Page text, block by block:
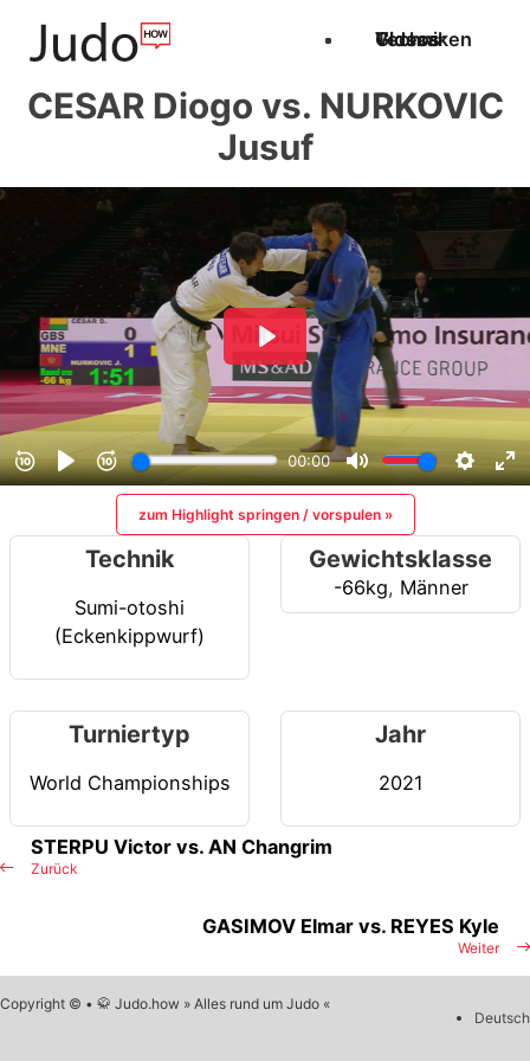
Techniken
Videos
Glossar
CESAR Diogo vs. NURKOVIC
Jusuf
zum Highlight springen / vorspulen »
Technik
Sumi-otoshi
(Eckenkippwurf)
Gewichtsklasse
-66kg, Männer
Turniertyp
World Championships
Jahr
2021
Zurück
STERPU Victor vs. AN Changrim
Weiter
GASIMOV Elmar vs. REYES Kyle
Copyright © • 🥋 Judo.how » Alles rund um Judo «
Deutsch